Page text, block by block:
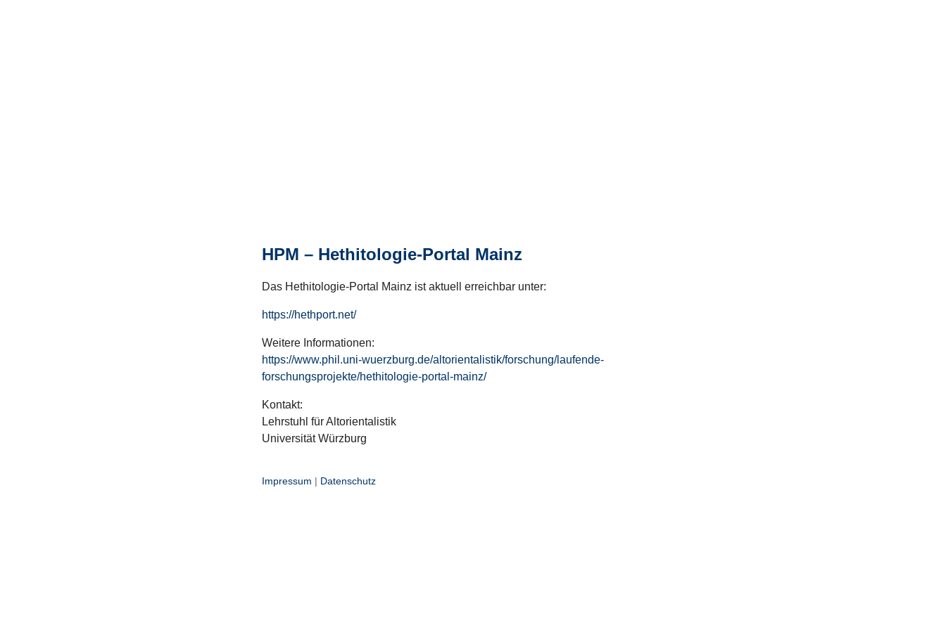
HPM – Hethitologie-Portal Mainz
Das Hethitologie-Portal Mainz ist aktuell erreichbar unter:
https://hethport.net/
Weitere Informationen:
https://www.phil.uni-wuerzburg.de/altorientalistik/forschung/laufende-
forschungsprojekte/hethitologie-portal-mainz/
Kontakt:
Lehrstuhl für Altorientalistik
Universität Würzburg
Impressum | Datenschutz